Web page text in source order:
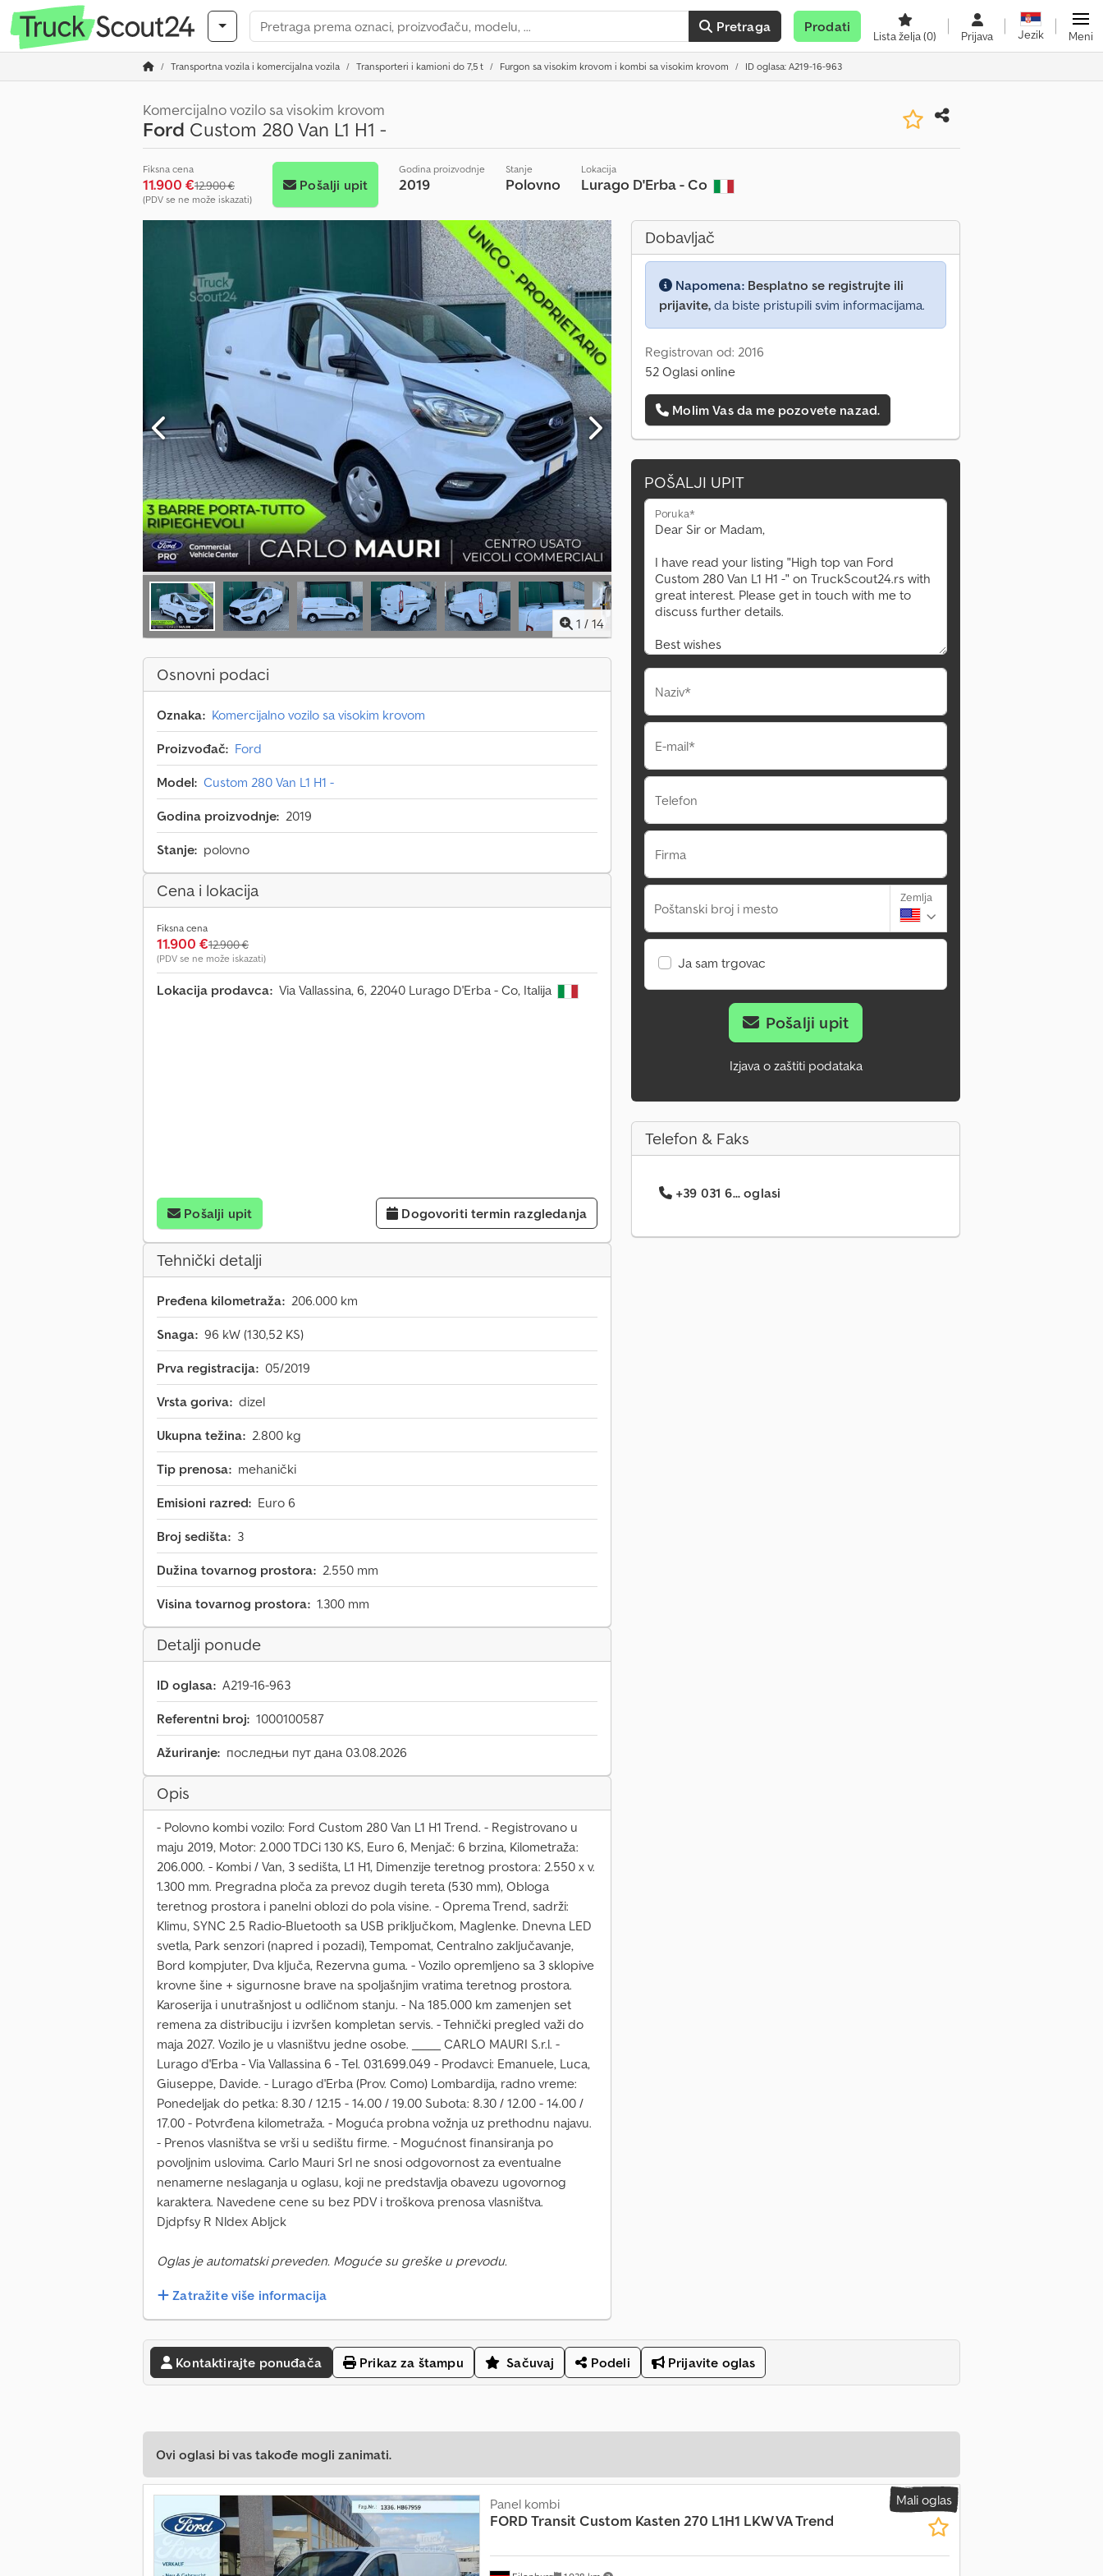
Pretraga Prodati
Lista želja(0) Prijava Jezik Meni
Transportna vozila i komercijalna vozila Transporteri i kamioni do 7,5 t Furgon sa visokim krovom i kombi sa visokim krovom ID oglasa: A219-16-963
Komercijalno vozilo sa visokim krovom
Ford Custom 280 Van L1 H1 -
Fiksna cena
11.900 €12.900 €
(PDV se ne može iskazati)
Pošalji upit
Godina proizvodnje
2019
Stanje
Polovno
Lokacija
Lurago D'Erba - Co
1 / 14
Osnovni podaci
Oznaka: Komercijalno vozilo sa visokim krovom
Proizvođač: Ford
Model: Custom 280 Van L1 H1 -
Godina proizvodnje: 2019
Stanje: polovno
Cena i lokacija
Fiksna cena
11.900 €12.900 €
(PDV se ne može iskazati)
Lokacija prodavca: Via Vallassina, 6, 22040 Lurago D'Erba - Co, Italija
Pošalji upit Dogovoriti termin razgledanja
Tehnički detalji
Pređena kilometraža: 206.000 km
Snaga: 96 kW (130,52 KS)
Prva registracija: 05/2019
Vrsta goriva: dizel
Ukupna težina: 2.800 kg
Tip prenosa: mehanički
Emisioni razred: Euro 6
Broj sedišta: 3
Dužina tovarnog prostora: 2.550 mm
Visina tovarnog prostora: 1.300 mm
Detalji ponude
ID oglasa: A219-16-963
Referentni broj: 1000100587
Ažuriranje: последњи пут дана 03.08.2026
Opis
- Polovno kombi vozilo: Ford Custom 280 Van L1 H1 Trend. - Registrovano u
maju 2019, Motor: 2.000 TDCi 130 KS, Euro 6, Menjač: 6 brzina, Kilometraža:
206.000. - Kombi / Van, 3 sedišta, L1 H1, Dimenzije teretnog prostora: 2.550 x v.
1.300 mm. Pregradna ploča za prevoz dugih tereta (530 mm), Obloga
teretnog prostora i panelni oblozi do pola visine. - Oprema Trend, sadrži:
Klimu, SYNC 2.5 Radio-Bluetooth sa USB priključkom, Maglenke. Dnevna LED
svetla, Park senzori (napred i pozadi), Tempomat, Centralno zaključavanje,
Bord kompjuter, Dva ključa, Rezervna guma. - Vozilo opremljeno sa 3 sklopive
krovne šine + sigurnosne brave na spoljašnjim vratima teretnog prostora.
Karoserija i unutrašnjost u odličnom stanju. - Na 185.000 km zamenjen set
remena za distribuciju i izvršen kompletan servis. - Tehnički pregled važi do
maja 2027. Vozilo je u vlasništvu jedne osobe. _____ CARLO MAURI S.r.l. -
Lurago d'Erba - Via Vallassina 6 - Tel. 031.699.049 - Prodavci: Emanuele, Luca,
Giuseppe, Davide. - Lurago d'Erba (Prov. Como) Lombardija, radno vreme:
Ponedeljak do petka: 8.30 / 12.15 - 14.00 / 19.00 Subota: 8.30 / 12.00 - 14.00 /
17.00 - Potvrđena kilometraža. - Moguća probna vožnja uz prethodnu najavu.
- Prenos vlasništva se vrši u sedištu firme. - Mogućnost finansiranja po
povoljnim uslovima. Carlo Mauri Srl ne snosi odgovornost za eventualne
nenamerne neslaganja u oglasu, koji ne predstavlja obavezu ugovornog
karaktera. Navedene cene su bez PDV i troškova prenosa vlasništva.
Djdpfsy R Nldex Abljck
Oglas je automatski preveden. Moguće su greške u prevodu.
Zatražite više informacija
Dobavljač
Napomena: Besplatno se registrujte ili
prijavite, da biste pristupili svim informacijama.
Registrovan od: 2016
52 Oglasi online
Molim Vas da me pozovete nazad.
POŠALJI UPIT
Poruka*
Naziv*
E-mail*
Telefon
Firma
Poštanski broj i mesto
Zemlja
Ja sam trgovac
Pošalji upit
Izjava o zaštiti podataka
Telefon & Faks
+39 031 6... oglasi
Kontaktirajte ponuđača Prikaz za štampu Sačuvaj Podeli Prijavite oglas
Ovi oglasi bi vas takođe mogli zanimati.
Mali oglas
Panel kombi
FORDTransit Custom Kasten 270 L1H1 LKW VA Trend